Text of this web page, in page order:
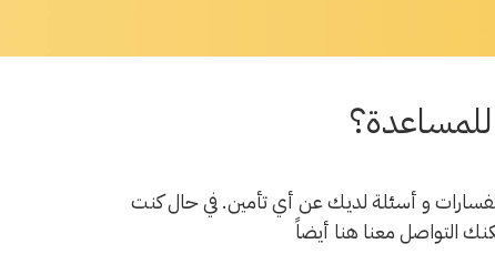
و أسئلة لديك عن أي تأمين. في حال كنت
التواصل معنا هنا أيضاً